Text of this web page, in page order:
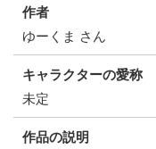
作者
ゆーくま さん
キャラクターの愛称
未定
作品の説明